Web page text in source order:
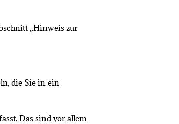
„Hinweis zur
die Sie in ein
Das sind vor allem